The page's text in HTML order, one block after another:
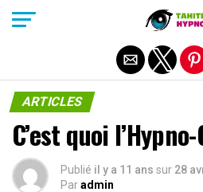
ARTICLES
C’est quoi
Publié il y a 11 ans sur 28
Paradmin
Quitter la